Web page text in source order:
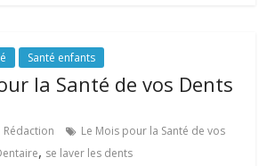
Santé enfants
la Santé de vos Dents
Rédaction
Le Mois pour la Santé de vos
, se laver les dents